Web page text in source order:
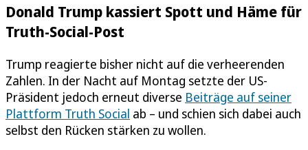
Donald Trump kassiert Spott und Häme für
Truth-Social-Post
Trump reagierte bisher nicht auf die verheerenden
Zahlen. In der Nacht auf Montag setzte der US-
Präsident jedoch erneut diverse Beiträge auf seiner
Plattform Truth Social ab – und schien sich dabei auch
selbst den Rücken stärken zu wollen.